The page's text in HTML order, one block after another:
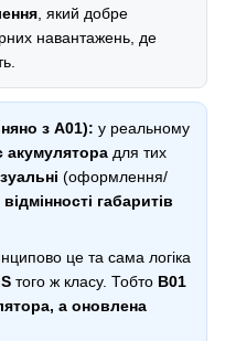
, який добре
навантажень, де
з A01): у реальному
акумулятора для тих
(оформлення/
габаритів
це та сама логіка
того ж класу. Тобто B01
а оновлена